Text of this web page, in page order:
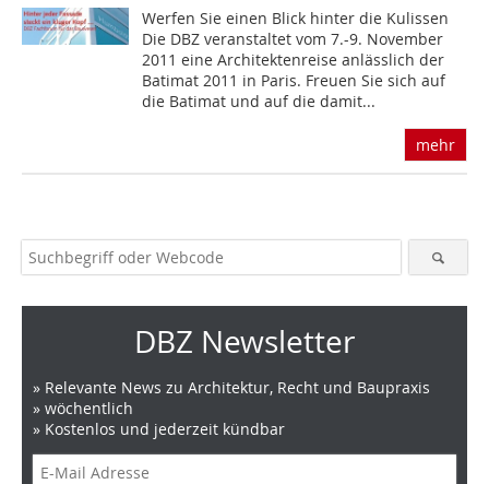
Werfen Sie einen Blick hinter die Kulissen
Die DBZ veranstaltet vom 7.-9. November
2011 eine Architektenreise anlässlich der
Batimat 2011 in Paris. Freuen Sie sich auf
die Batimat und auf die damit...
mehr
DBZ Newsletter
» Relevante News zu Architektur, Recht und Baupraxis
» wöchentlich
» Kostenlos und jederzeit kündbar